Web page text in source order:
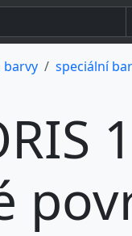
barvy speciální